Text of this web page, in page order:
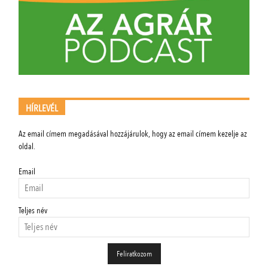
HÍRLEVÉL
Az email címem megadásával hozzájárulok, hogy az email címem kezelje az
oldal.
Email
Teljes név